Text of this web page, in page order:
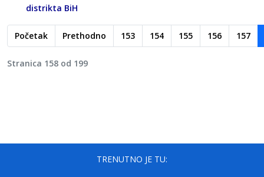
distrikta BiH
Početak Prethodno 153 154 155 156 157
Stranica 158 od 199
TRENUTNO JE TU: